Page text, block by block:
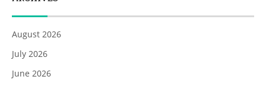
August 2026
July 2026
June 2026